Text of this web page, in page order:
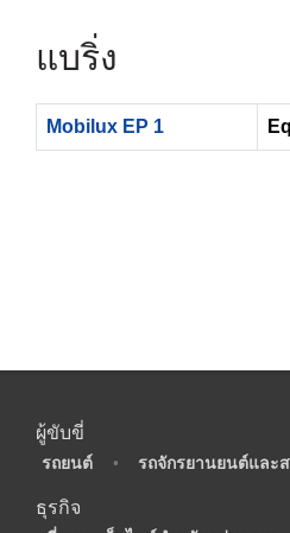
แบริ่ง
Mobilux EP 1
ผู้ขับขี่
รถยนต์ • รถจักรยานยนต์และ
ธุรกิจ